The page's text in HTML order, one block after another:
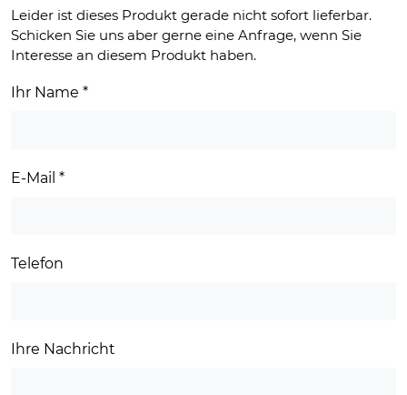
Leider ist dieses Produkt gerade nicht sofort lieferbar.
Schicken Sie uns aber gerne eine Anfrage, wenn Sie
Interesse an diesem Produkt haben.
Ihr Name *
E-Mail *
Telefon
Ihre Nachricht